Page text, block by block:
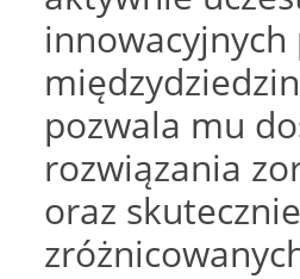
pozwala mu
rozwiązania
oraz